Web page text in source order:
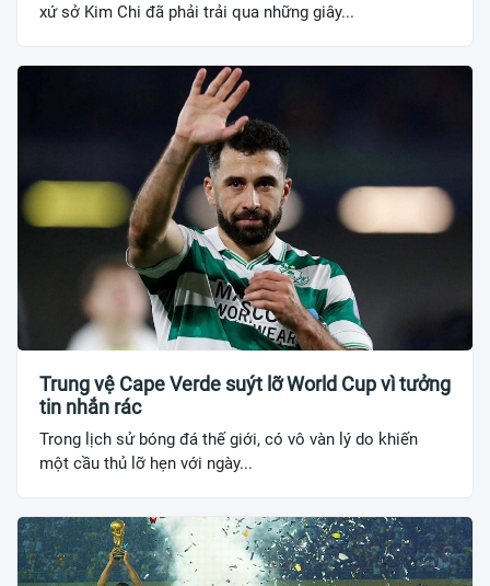
xứ sở Kim Chi đã phải trải qua những giây...
Trung vệ Cape Verde suýt lỡ World Cup vì tưởng
tin nhắn rác
Trong lịch sử bóng đá thế giới, có vô vàn lý do khiến
một cầu thủ lỡ hẹn với ngày...